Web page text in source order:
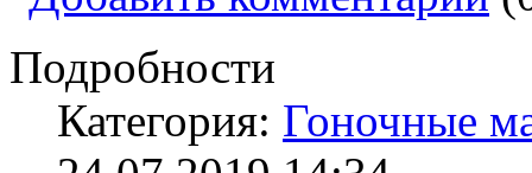
Подробности
Категория: Гоночные